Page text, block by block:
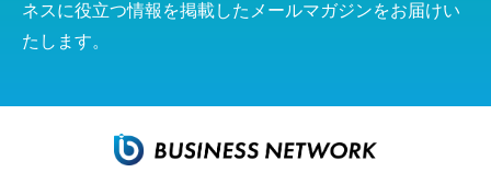
ネスに役立つ情報を掲載したメールマガジンをお届けい
たします。